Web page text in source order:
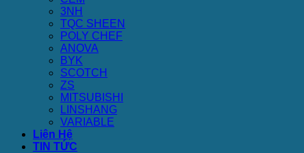
3NH
TQC SHEEN
POLY CHEF
ANOVA
BYK
SCOTCH
ZS
MITSUBISHI
LINSHANG
VARIABLE
Liên Hệ
TIN TỨC